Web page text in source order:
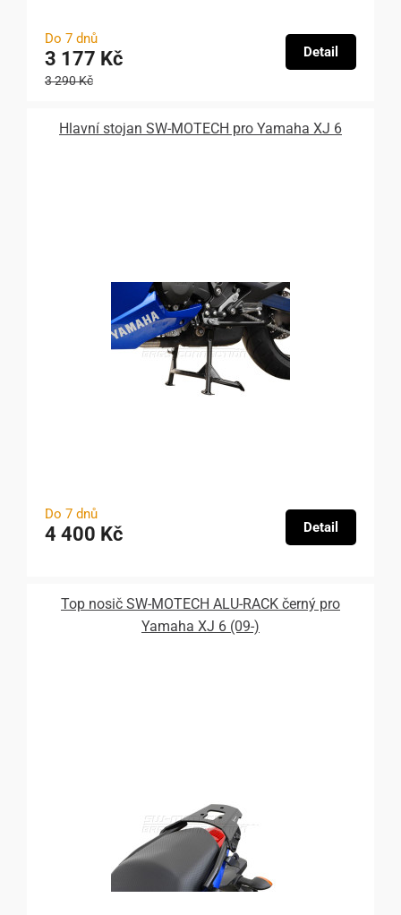
Do 7 dnů
3 177 Kč
3 290 Kč
Detail
Hlavní stojan SW-MOTECH pro Yamaha XJ 6
Do 7 dnů
4 400 Kč Detail
Top nosič SW-MOTECH ALU-RACK černý pro
Yamaha XJ 6 (09-)